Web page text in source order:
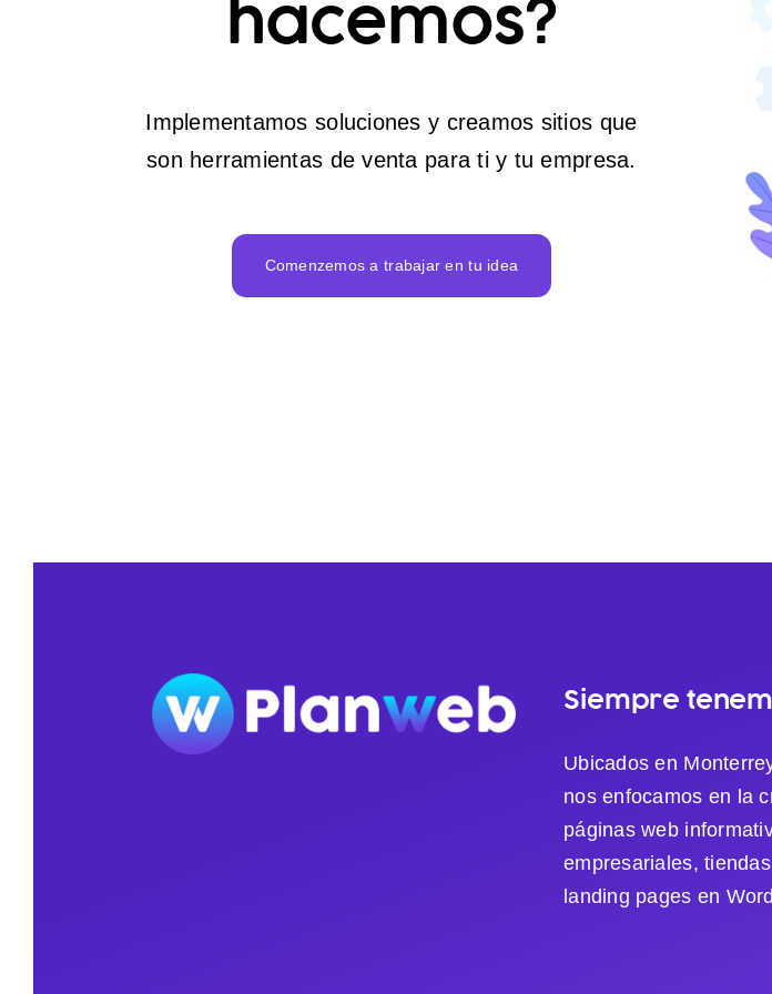
hacemos?
Implementamos soluciones y creamos sitios que
son herramientas de venta para ti y tu empresa.
Comenzemos a trabajar en tu idea
Siempre
Ubicados en
nos enfocamos en la
páginas web
empresariales,
landing pages en